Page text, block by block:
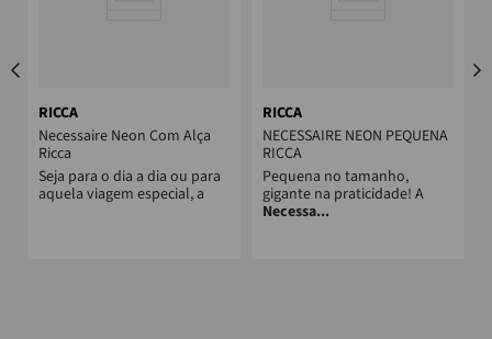
RICCA
Necessaire Neon Com Alça
Ricca
Seja para o dia a dia ou para
aquela viagem especial, a
RICCA
NECESSAIRE NEON PEQUENA
RICCA
Pequena no tamanho,
gigante na praticidade! A
Necessa...